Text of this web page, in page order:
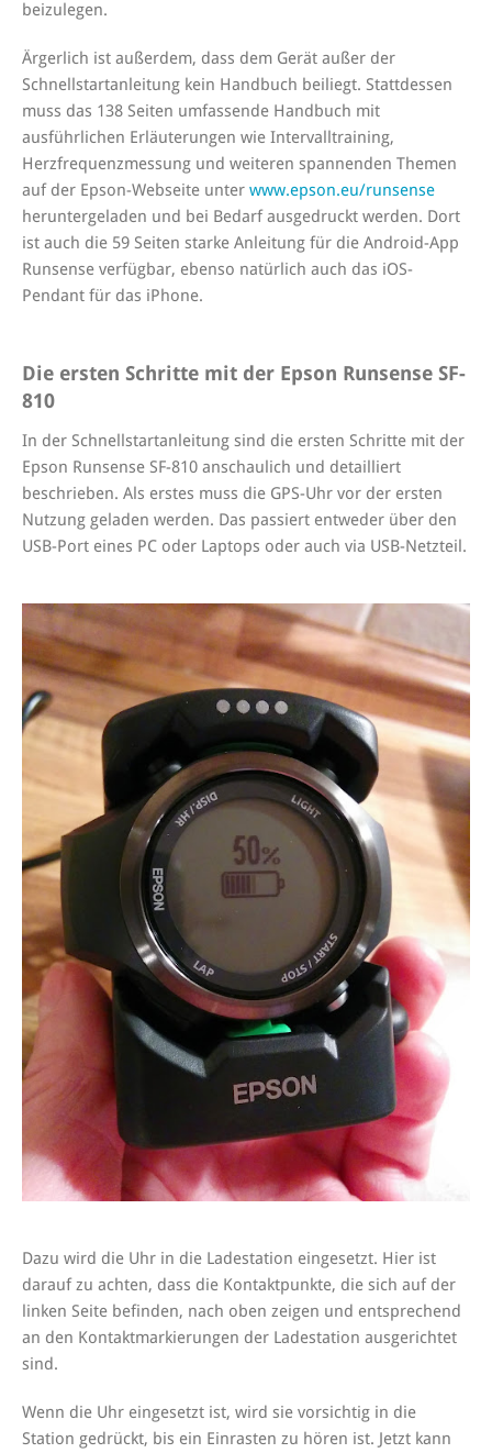
beizulegen.
Ärgerlich ist außerdem, dass dem Gerät außer der
Schnellstartanleitung kein Handbuch beiliegt. Stattdessen
muss das 138 Seiten umfassende Handbuch mit
ausführlichen Erläuterungen wie Intervalltraining,
Herzfrequenzmessung und weiteren spannenden Themen
auf der Epson-Webseite unter www.epson.eu/runsense
heruntergeladen und bei Bedarf ausgedruckt werden. Dort
ist auch die 59 Seiten starke Anleitung für die Android-App
Runsense verfügbar, ebenso natürlich auch das iOS-
Pendant für das iPhone.
Die ersten Schritte mit der Epson Runsense SF-
810
In der Schnellstartanleitung sind die ersten Schritte mit der
Epson Runsense SF-810 anschaulich und detailliert
beschrieben. Als erstes muss die GPS-Uhr vor der ersten
Nutzung geladen werden. Das passiert entweder über den
USB-Port eines PC oder Laptops oder auch via USB-Netzteil.
Dazu wird die Uhr in die Ladestation eingesetzt. Hier ist
darauf zu achten, dass die Kontaktpunkte, die sich auf der
linken Seite befinden, nach oben zeigen und entsprechend
an den Kontaktmarkierungen der Ladestation ausgerichtet
sind.
Wenn die Uhr eingesetzt ist, wird sie vorsichtig in die
Station gedrückt, bis ein Einrasten zu hören ist. Jetzt kann